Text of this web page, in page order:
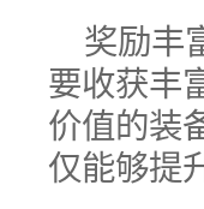
奖励丰
要收获丰
价值的装
仅能够提